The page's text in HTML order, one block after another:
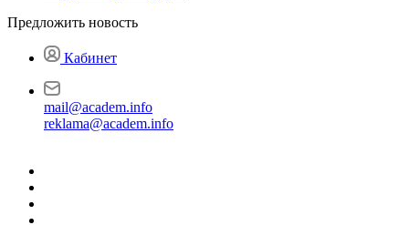
Предложить новость
Кабинет
mail@academ.info
reklama@academ.info